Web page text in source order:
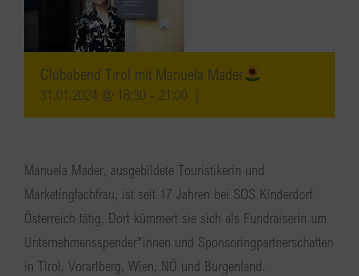
Clubabend Tirol mit Manuela Mader
31.01.2024 @ 18:30 - 21:00
Manuela Mader, ausgebildete Touristikerin und
Marketingfachfrau, ist seit 17 Jahren bei SOS Kinderdorf
Österreich tätig. Dort kümmert sie sich als Fundraiserin um
Unternehmensspender*innen und Sponsoringpartnerschaften
in Tirol, Vorarlberg, Wien, NÖ und Burgenland.